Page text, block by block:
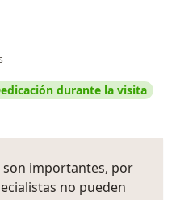
durante la visita
son importantes, por
no pueden